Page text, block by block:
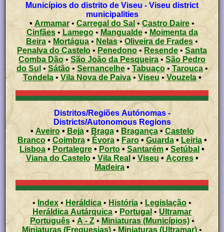
Municípios do distrito de Viseu - Viseu district
municipalities
• Armamar • Carregal do Sal • Castro Daire •
Cinfães• Lamego• Mangualde• Moimenta da
Beira • Mortágua • Nelas• Oliveira de Frades •
Penalva do Castelo• Penedono • Resende • Santa
Comba Dão• São João da Pesqueira • São Pedro
do Sul • Sátão• Sernancelhe• Tabuaço• Tarouca•
Tondela• Vila Nova de Paiva• Viseu •Vouzela •
Distritos/Regiões Autónomas -
Districts/Autonomous Regions
• Aveiro• Beja• Braga• Bragança•Castelo
Branco• Coimbra• Évora• Faro• Guarda• Leiria•
Lisboa • Portalegre • Porto • Santarém • Setúbal •
Viana do Castelo• Vila Real •Viseu • Açores•
Madeira •
• Index • Heráldica • História • Legislação •
Heráldica Autárquica • Portugal •Ultramar
Português• A - Z• Miniaturas (Municípios)•
Miniaturas (Freguesias) • Miniaturas (Ultramar) •